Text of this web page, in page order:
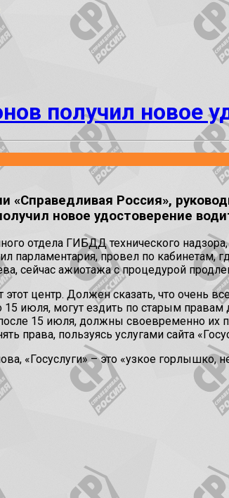
получил новое
«Справедливая Россия»,
новое удостоверение
отдела ГИБДД технического
парламентария, провел по
сейчас ажиотажа с процедурой
этот центр. Должен сказать, что очень
15 июля, могут ездить по старым
15 июля, должны своевременно их
права, пользуясь услугами сайта
«Госуслуги» – это «узкое горлышко,